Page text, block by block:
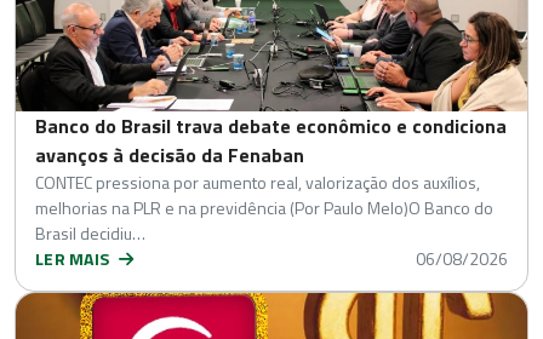
Banco do Brasil trava debate econômico e condiciona
avanços à decisão da Fenaban
CONTEC pressiona por aumento real, valorização dos auxílios,
melhorias na PLR e na previdência (Por Paulo Melo)O Banco do
Brasil decidiu…
LER MAIS
06/08/2026